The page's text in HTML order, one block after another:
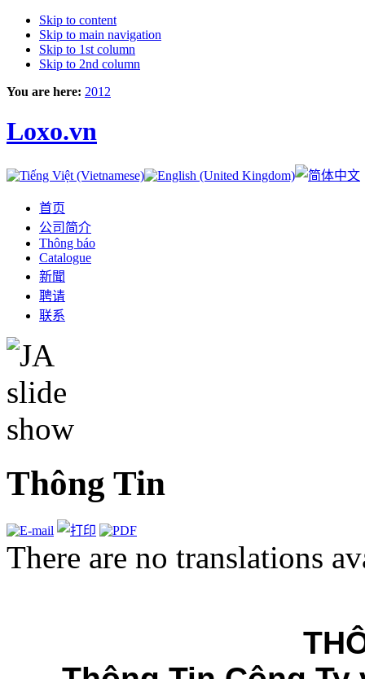
Skip to content
Skip to main navigation
Skip to 1st column
Skip to 2nd column
You are here: 2012
Loxo.vn
首页
公司简介
Thông báo
Catalogue
新聞
聘请
联系
Thông Tin
There are no translations